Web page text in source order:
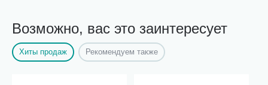
Возможно, вас это заинтересует
Хиты продаж Рекомендуем также